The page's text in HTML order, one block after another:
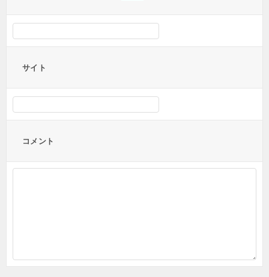
サイト
コメント